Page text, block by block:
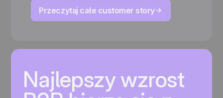
Przeczytaj całe customer story
Najlepszy wzrost